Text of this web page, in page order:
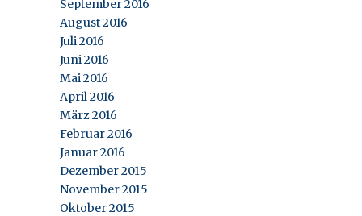
September 2016
August 2016
Juli 2016
Juni 2016
Mai 2016
April 2016
März 2016
Februar 2016
Januar 2016
Dezember 2015
November 2015
Oktober 2015